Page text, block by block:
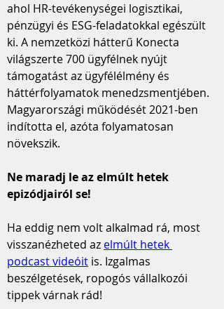
ahol HR-tevékenységei logisztikai,
pénzügyi és ESG-feladatokkal egészült
ki. A nemzetközi hátterű Konecta
világszerte 700 ügyfélnek nyújt
támogatást az ügyfélélmény és
háttérfolyamatok menedzsmentjében.
Magyarországi működését 2021-ben
indította el, azóta folyamatosan
növekszik.
Ne maradj le az elmúlt hetek
epizódjairól se!
Ha eddig nem volt alkalmad rá, most
visszanézheted az elmúlt hetek
podcast videóit is. Izgalmas
beszélgetések, ropogós vállalkozói
tippek várnak rád!